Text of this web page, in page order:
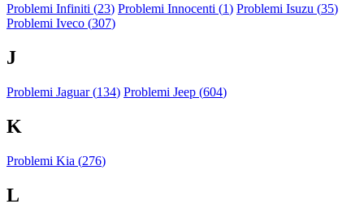
Problemi Infiniti (23) Problemi Innocenti (1) Problemi Isuzu (35)
Problemi Iveco (307)
J
Problemi Jaguar (134) Problemi Jeep (604)
K
Problemi Kia (276)
L